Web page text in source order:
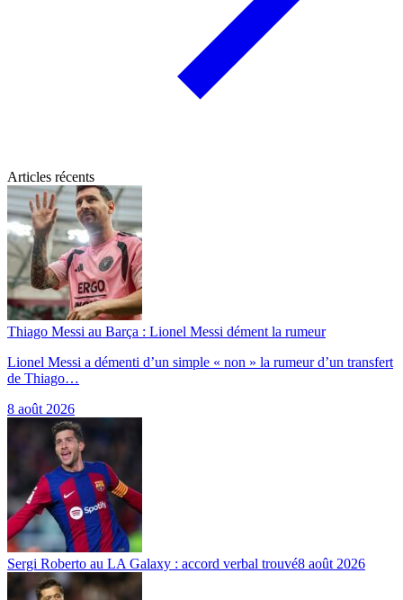
Articles récents
Thiago Messi au Barça : Lionel Messi dément la rumeur
Lionel Messi a démenti d’un simple « non » la rumeur d’un transfert
de Thiago…
8 août 2026
Sergi Roberto au LA Galaxy : accord verbal trouvé8 août 2026